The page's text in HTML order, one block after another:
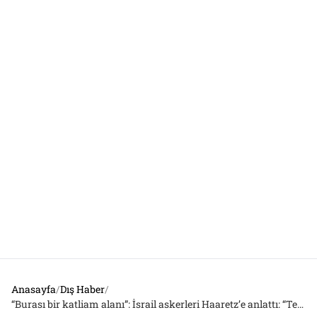
Anasayfa/Dış Haber/
“Burası bir katliam alanı”: İsrail askerleri Haaretz’e anlattı: “Tehdit olmasa bile yardım bekleyen Gazzelilere ateş açma emri aldık”